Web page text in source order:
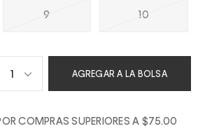
9 10
1 AGREGAR A LA BOLSA
COMPRAS SUPERIORES A $75.00